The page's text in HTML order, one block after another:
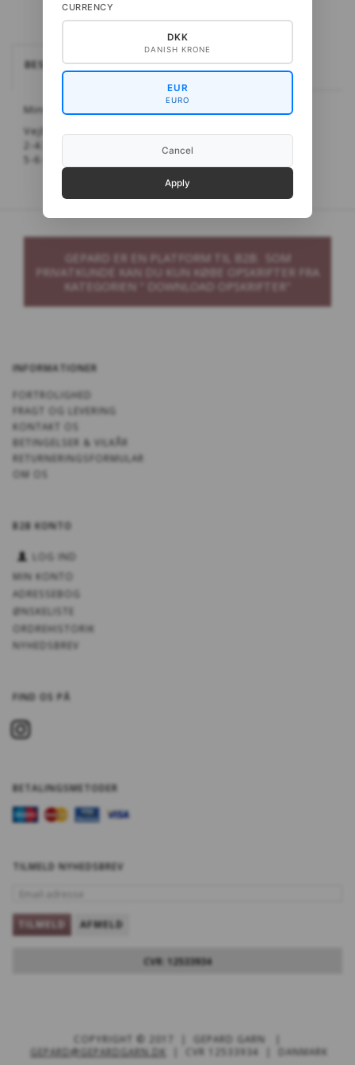
BESKRIVELSE
Minimumskøb er en pakke, der består af 5 par.
Vejledende udsalgspris:
2-4.5 mm:
5-6 mm:
GEPARD ER EN PLATFORM TIL B2B. SOM
PRIVATKUNDE KAN DU KUN KØBE OPSKRIFTER FRA
KATEGORIEN " DOWNLOAD OPSKRIFTER"
INFORMATIONER
FORTROLIGHED
FRAGT OG LEVERING
KONTAKT OS
BETINGELSER & VILKÅR
RETURNERINGSFORMULAR
OM OS
B2B KONTO
LOG IND
MIN KONTO
ADRESSEBOG
ØNSKELISTE
ORDREHISTORIK
NYHEDSBREV
FIND OS PÅ
BETALINGSMETODER
TILMELD NYHEDSBREV
TILMELD AFMELD
CVR: 12533934
COPYRIGHT © 2017 | GEPARD GARN |
GEPARD@GEPARDGARN.DK
| CVR 12533934 | DANMARK
CURRENCY
DKK
DANISH KRONE
EUR
EURO
Cancel
Apply